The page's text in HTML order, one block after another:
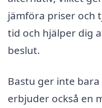
jämföra priser och
tid och hjälper dig
beslut.
Bastu ger inte
erbjuder också en